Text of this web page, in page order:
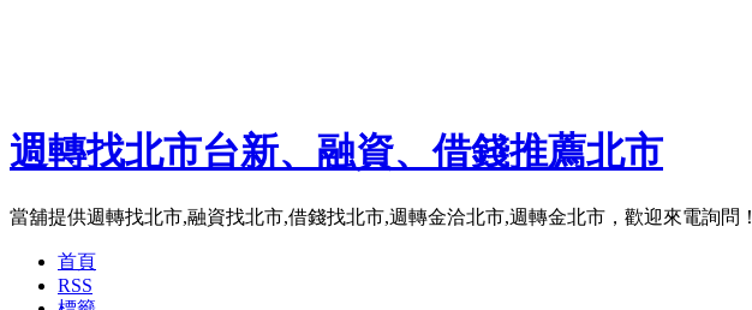
週轉找北市台新、融資、借錢推薦北市
當舖提供週轉找北市,融資找北市,借錢找北市,週轉金洽北市,週轉金北市，歡迎來電詢問！
首頁
RSS